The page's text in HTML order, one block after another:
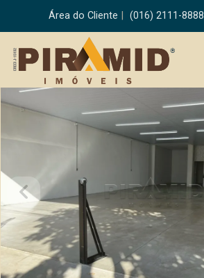
Área do Cliente (016) 2111-8888